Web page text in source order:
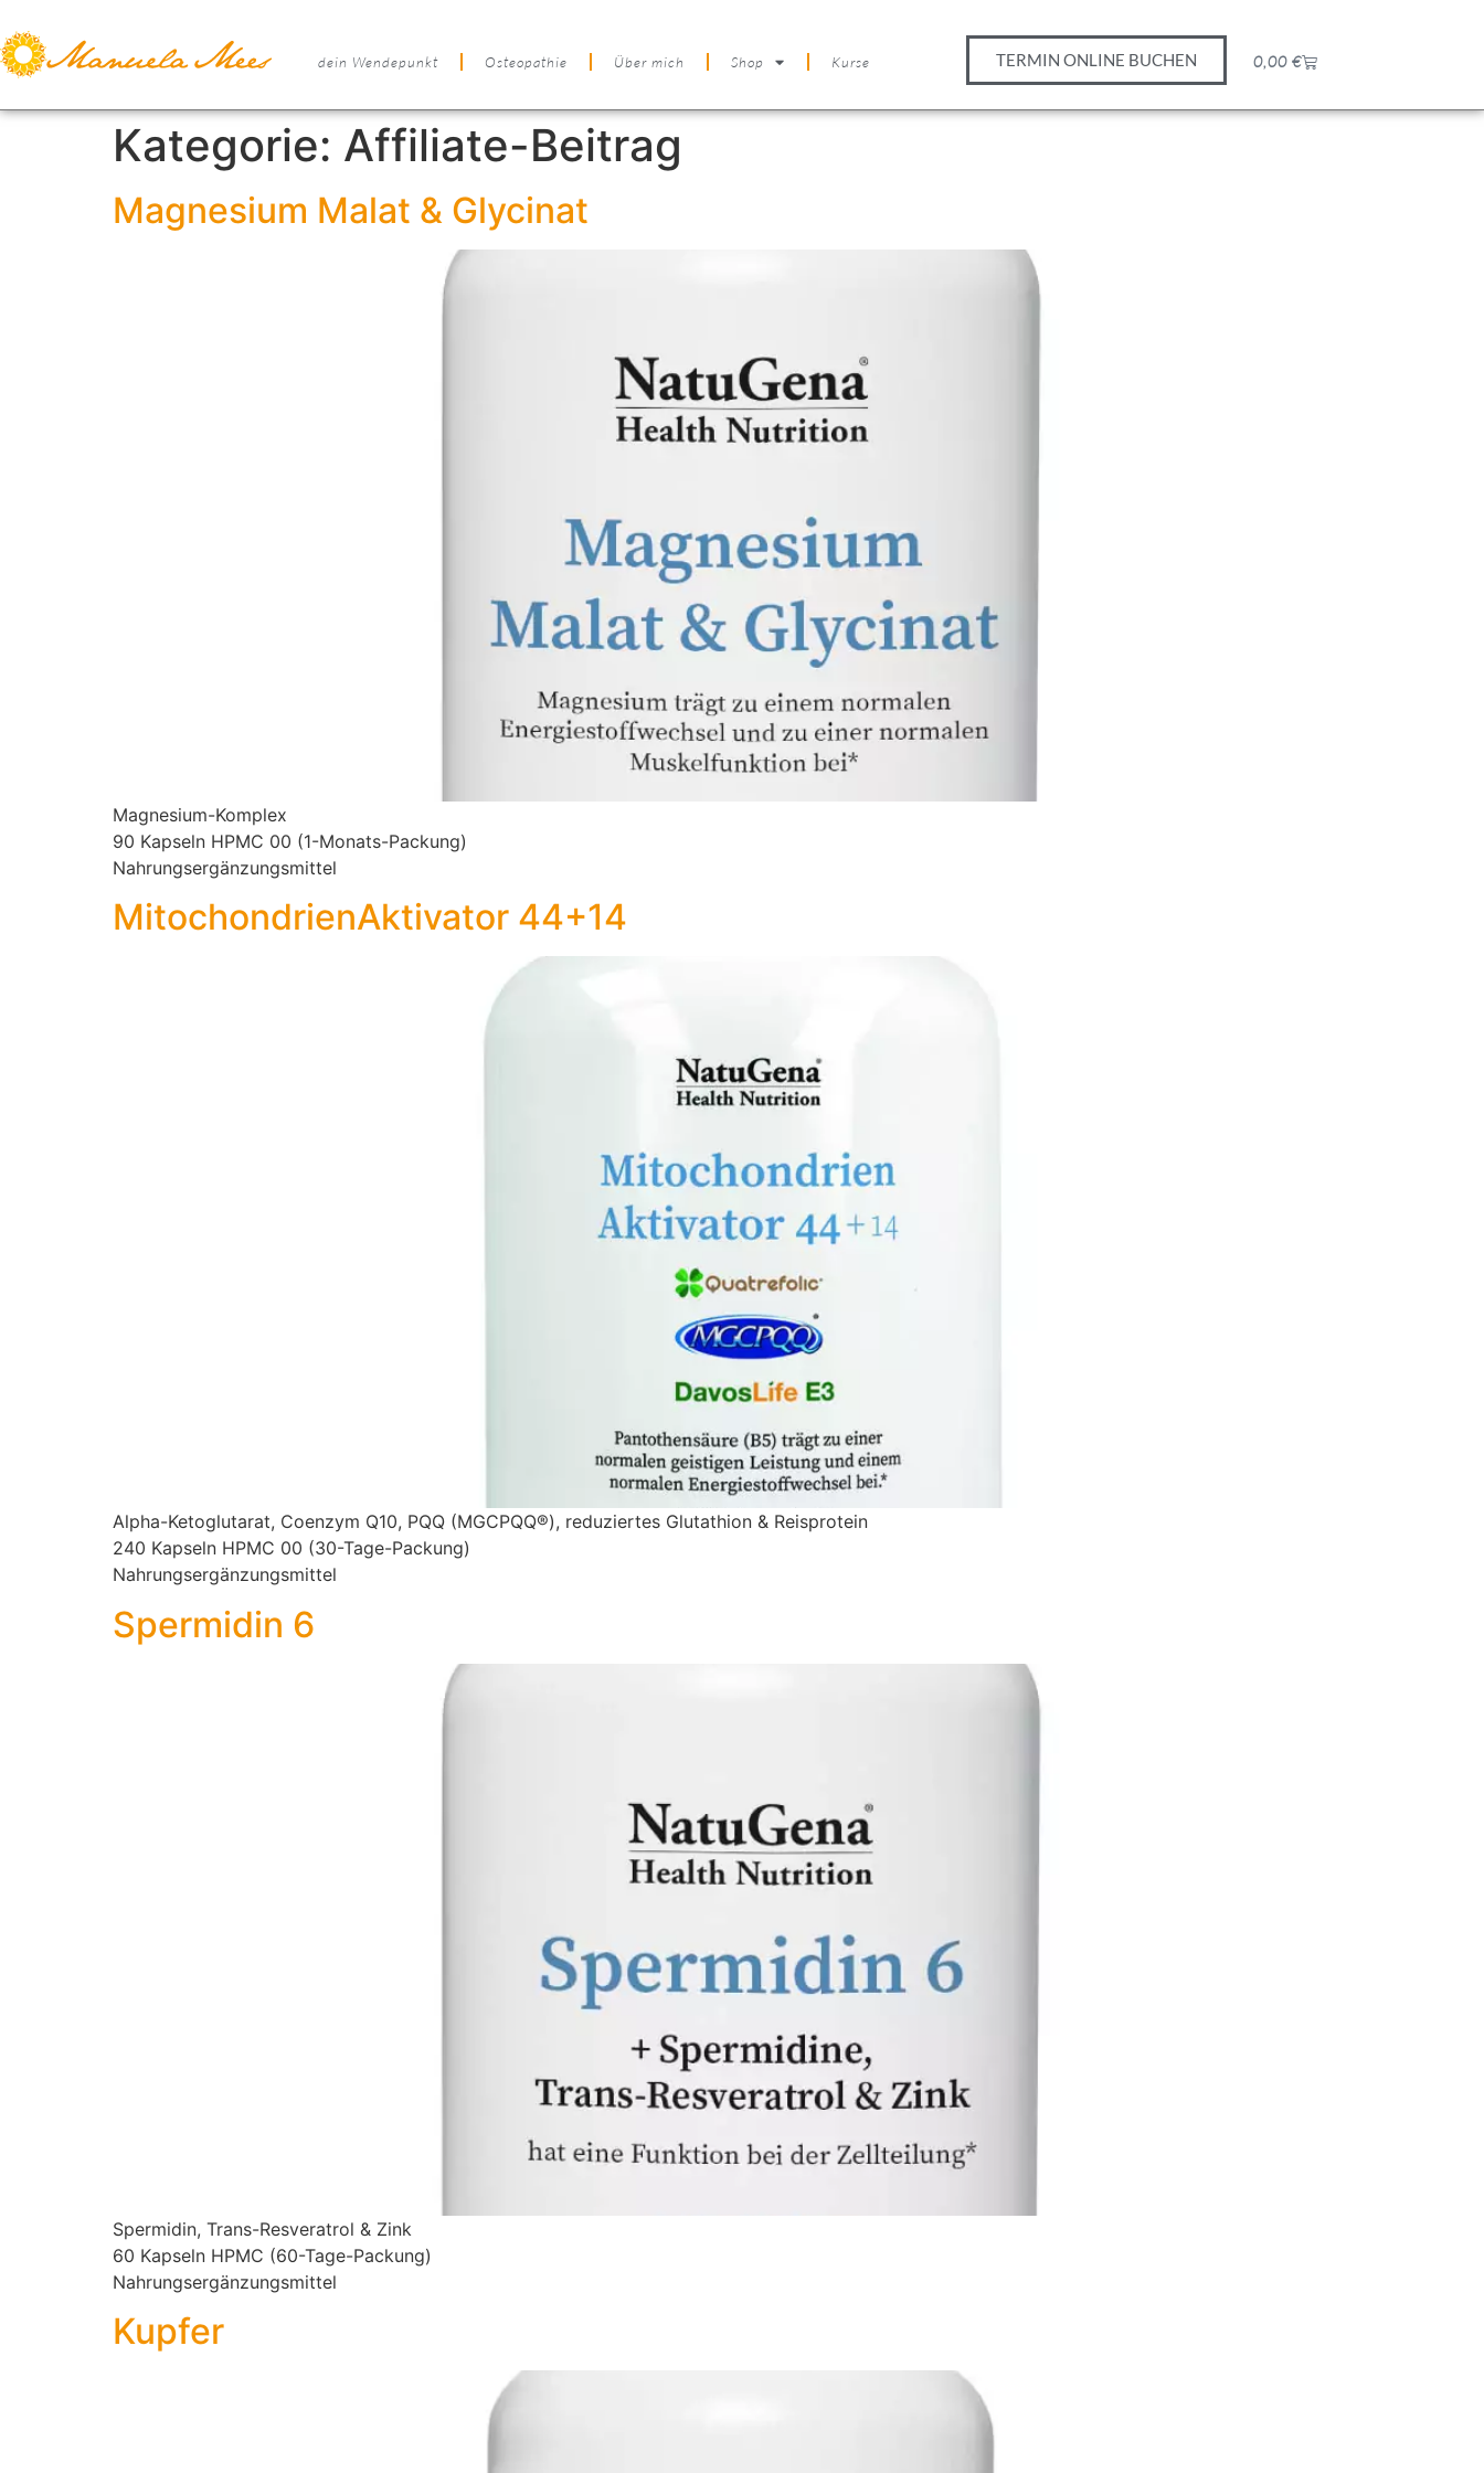
dein Wendepunkt Osteopathie Über mich Shop Kurse TERMIN ONLINE BUCHEN 0,00€
Kategorie: Affiliate-Beitrag
Magnesium Malat & Glycinat
Magnesium-Komplex
90 Kapseln HPMC 00 (1-Monats-Packung)
Nahrungsergänzungsmittel
Mitochondrien­Aktivator 44+14
Alpha-Ketoglutarat, Coenzym Q10, PQQ (MGCPQQ®), reduziertes Glutathion & Reisprotein
240 Kapseln HPMC 00 (30-Tage-Packung)
Nahrungsergänzungsmittel
Spermidin 6
Spermidin, Trans-Resveratrol & Zink
60 Kapseln HPMC (60-Tage-Packung)
Nahrungsergänzungsmittel
Kupfer